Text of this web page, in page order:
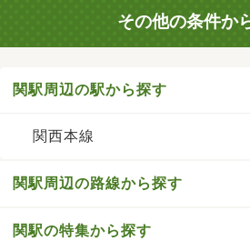
その他の条件か
関駅周辺の駅から探す
関西本線
関駅周辺の路線から探す
関駅の特集から探す